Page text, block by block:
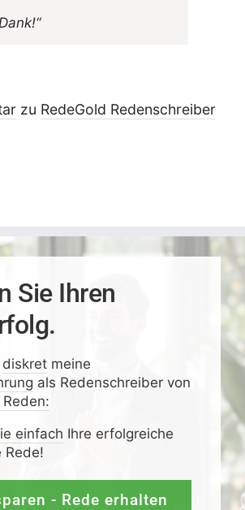
zu RedeGold Reden­schreiber
Sie Ihren
diskretmeine
als Redenschreiber von
einfach Ihre erfolgreiche
Rede!
- Rede erhalten